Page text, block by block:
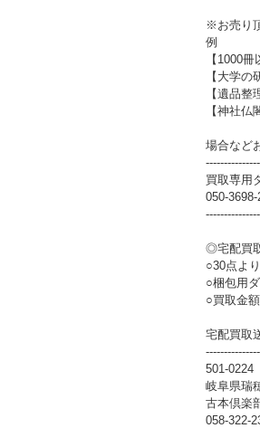
※お売り
例
【1000
【大学の
【遺品
【神社
場合など
買取専用
050-3698-
◎宅配買
○30点よ
○梱包用
○買取金
宅配買取
501-0224
岐阜県瑞
古本倶楽
058-322-